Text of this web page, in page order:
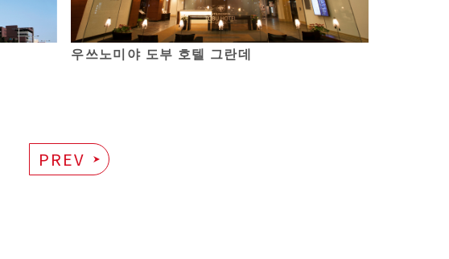
우쓰노미야 도부 호텔 그란데
PREV